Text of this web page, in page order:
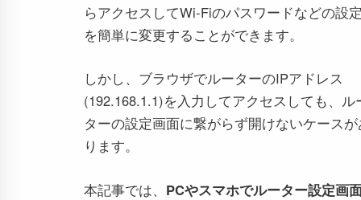
らアクセスしてWi-Fiのパスワードなどの設
を簡単に変更することができます。
しかし、ブラウザでルーターのIPアドレス
(192.168.1.1)を入力してアクセスしても、ル
ターの設定画面に繋がらず開けないケース
ります。
本記事では、 PCやスマホでルーター設定画